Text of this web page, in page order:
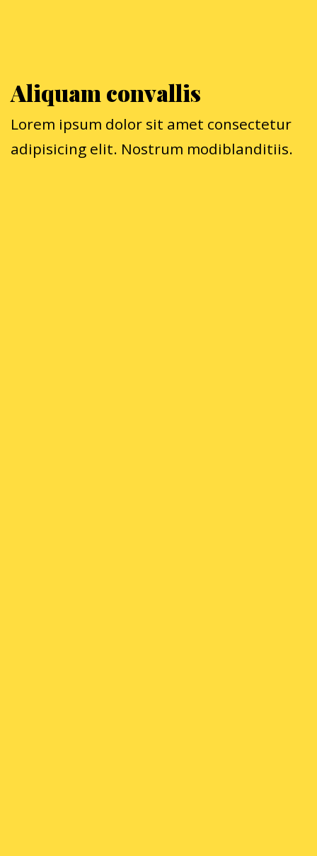
Aliquam convallis
Lorem ipsum dolor sit amet consectetur
adipisicing elit. Nostrum modiblanditiis.